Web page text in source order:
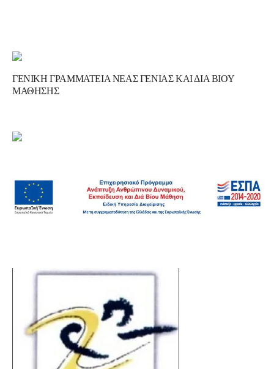
ΓΕΝΙΚΗ ΓΡΑΜΜΑΤΕΙΑ ΝΕΑΣ ΓΕΝΙΑΣ ΚΑΙ ΔΙΑ ΒΙΟΥ
ΜΑΘΗΣΗΣ